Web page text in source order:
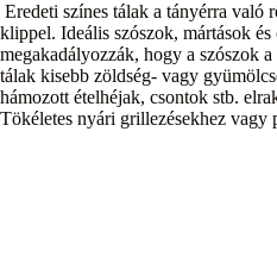
Eredeti színes tálak a tányérra való
klippel. Ideális szószok, mártások
megakadályozzák, hogy a szószok
tálak kisebb zöldség- vagy
hámozott ételhéjak, csontok stb.
Tökéletes nyári grillezésekhez vagy